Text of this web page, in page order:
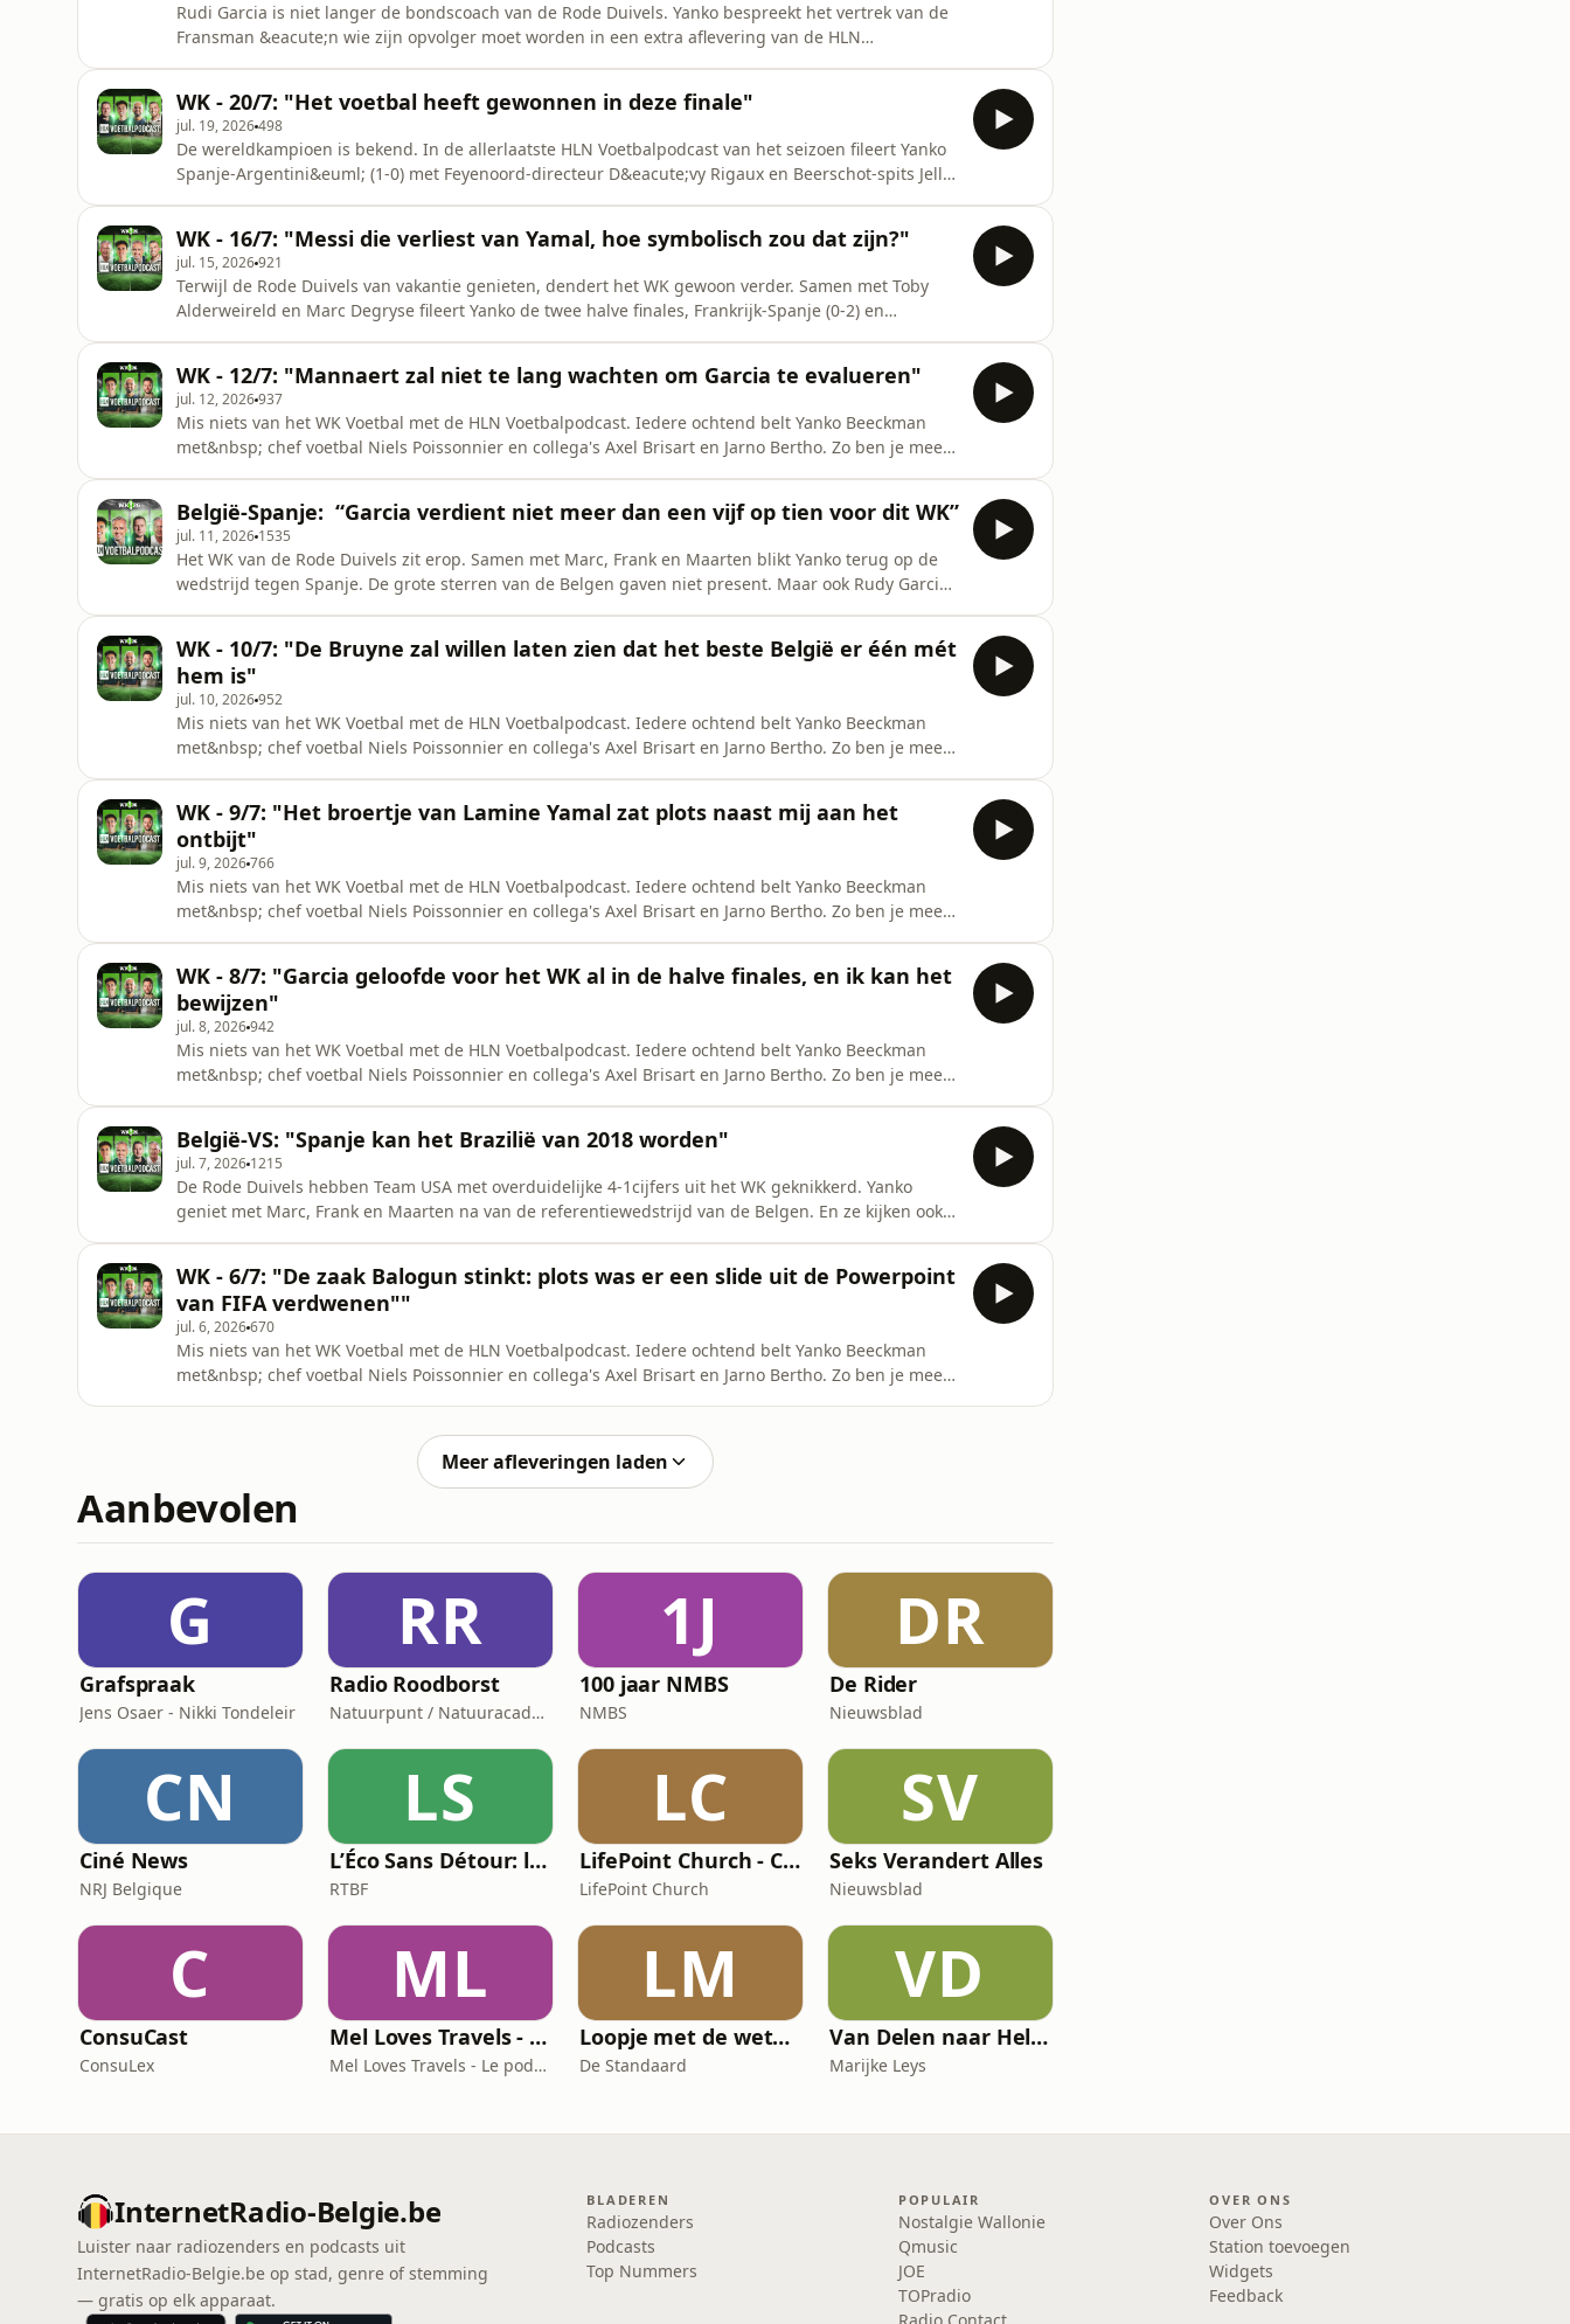
Rudi Garcia is niet langer de bondscoach van de Rode Duivels. Yanko bespreekt het vertrek van de
Fransman &eacute;n wie zijn opvolger moet worden in een extra aflevering van de HLN
WK - 20/7: "Het voetbal heeft gewonnen in deze finale"
jul. 19, 2026498
De wereldkampioen is bekend. In de allerlaatste HLN Voetbalpodcast van het seizoen fileert Yanko
Spanje-Argentini&euml; (1-0) met Feyenoord-directeur D&eacute;vy Rigaux en Beerschot-spits Jelle
WK - 16/7: "Messi die verliest van Yamal, hoe symbolisch zou dat zijn?"
jul. 15, 2026921
Terwijl de Rode Duivels van vakantie genieten, dendert het WK gewoon verder. Samen met Toby
Alderweireld en Marc Degryse fileert Yanko de twee halve finales, Frankrijk-Spanje (0-2) en
WK - 12/7: "Mannaert zal niet te lang wachten om Garcia te evalueren"
jul. 12, 2026937
Mis niets van het WK Voetbal met de HLN Voetbalpodcast. Iedere ochtend belt Yanko Beeckman
met&nbsp; chef voetbal Niels Poissonnier en collega's Axel Brisart en Jarno Bertho. Zo ben je mee
zitten.See omnystudio.com/lis
België-Spanje: “Garcia verdient niet meer dan een vijf op tien voor dit WK”
jul. 11, 2026 1535
Het WK van de Rode Duivels zit erop. Samen met Marc, Frank en Maarten blikt Yanko terug op de
wedstrijd tegen Spanje. De grote sterren van de Belgen gaven niet present. Maar ook Rudy Garcia
WK - 10/7: "De Bruyne zal willen laten zien dat het beste België er één mét
hem is"
jul. 10, 2026952
Mis niets van het WK Voetbal met de HLN Voetbalpodcast. Iedere ochtend belt Yanko Beeckman
met&nbsp; chef voetbal Niels Poissonnier en collega's Axel Brisart en Jarno Bertho. Zo ben je mee
zitten.See omnystudio.com/lis
WK - 9/7: "Het broertje van Lamine Yamal zat plots naast mij aan het
ontbijt"
jul. 9, 2026766
Mis niets van het WK Voetbal met de HLN Voetbalpodcast. Iedere ochtend belt Yanko Beeckman
met&nbsp; chef voetbal Niels Poissonnier en collega's Axel Brisart en Jarno Bertho. Zo ben je mee
zitten.See omnystudio.com/lis
WK - 8/7: "Garcia geloofde voor het WK al in de halve finales, en ik kan het
bewijzen"
jul. 8, 2026942
Mis niets van het WK Voetbal met de HLN Voetbalpodcast. Iedere ochtend belt Yanko Beeckman
met&nbsp; chef voetbal Niels Poissonnier en collega's Axel Brisart en Jarno Bertho. Zo ben je mee
zitten.See omnystudio.com/lis
België-VS: "Spanje kan het Brazilië van 2018 worden"
jul. 7, 2026 1215
De Rode Duivels hebben Team USA met overduidelijke 4-1cijfers uit het WK geknikkerd. Yanko
geniet met Marc, Frank en Maarten na van de referentiewedstrijd van de Belgen. En ze kijken ook
WK - 6/7: "De zaak Balogun stinkt: plots was er een slide uit de Powerpoint
van FIFA verdwenen""
jul. 6, 2026670
Mis niets van het WK Voetbal met de HLN Voetbalpodcast. Iedere ochtend belt Yanko Beeckman
met&nbsp; chef voetbal Niels Poissonnier en collega's Axel Brisart en Jarno Bertho. Zo ben je mee
Meer afleveringen laden
Aanbevolen
G
Grafspraak
Jens Osaer - Nikki Tondeleir
RR
Radio Roodborst
Natuurpunt / Natuuracademie
1J
100 jaar NMBS
NMBS
DR
De Rider
Nieuwsblad
CN
Ciné News
NRJ Belgique
LS
L’Éco Sans Détour: l'actualité économique
RTBF
LC
LifePoint Church - Campus de Bruxelles
LifePoint Church
SV
Seks Verandert Alles
Nieuwsblad
C
ConsuCast
ConsuLex
ML
Mel Loves Travels - Le podcast belge du voyage
Mel Loves Travels - Le podcast belge du voyage
LM
Loopje met de wetenschap
De Standaard
VD
Van Delen naar Helen
Marijke Leys
InternetRadio-Belgie.be
Luister naar radiozenders en podcasts uit
InternetRadio-Belgie.be op stad, genre of stemming
— gratis op elk apparaat.
BLADEREN
Radiozenders
Podcasts
Top Nummers
POPULAIR
Nostalgie Wallonie
Qmusic
JOE
TOPradio
OVER ONS
Over Ons
Station toevoegen
Widgets
Feedback